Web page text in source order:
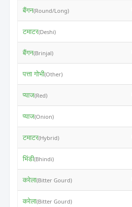
बैंगन(Round/Long)
टमाटर(Deshi)
बैंगन(Brinjal)
पत्ता गोभी(Other)
प्याज(Red)
प्याज(Onion)
टमाटर(Hybrid)
भिंडी(Bhindi)
करेला(Bitter Gourd)
करेला(Bitter Gourd)